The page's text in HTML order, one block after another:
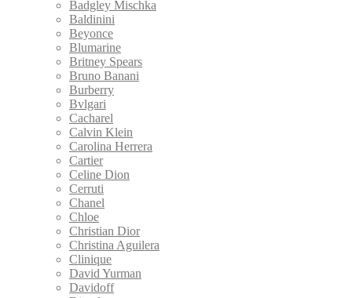
Badgley Mischka
Baldinini
Beyonce
Blumarine
Britney Spears
Bruno Banani
Burberry
Bvlgari
Cacharel
Calvin Klein
Carolina Herrera
Cartier
Celine Dion
Cerruti
Chanel
Chloe
Christian Dior
Christina Aguilera
Clinique
David Yurman
Davidoff